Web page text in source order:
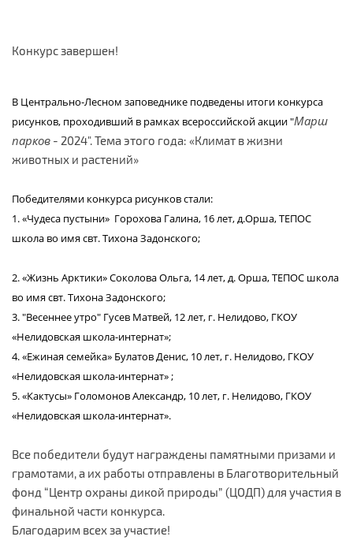
Конкурс завершен!
В Центрально-Лесном заповеднике подведены итоги конкурса
рисунков, проходивший в рамках всероссийской акции "Марш
парков - 2024". Тема этого года: «Климат в жизни
животных и растений»
Победителями конкурса рисунков стали:
1. «Чудеса пустыни» Горохова Галина, 16 лет, д.Орша, ТЕПОС
школа во имя свт. Тихона Задонского;
2. «Жизнь Арктики» Соколова Ольга, 14 лет, д. Орша, ТЕПОС школа
во имя свт. Тихона Задонского;
3. "Весеннее утро" Гусев Матвей, 12 лет, г. Нелидово, ГКОУ
«Нелидовская школа-интернат»;
4. «Ежиная семейка» Булатов Денис, 10 лет, г. Нелидово, ГКОУ
«Нелидовская школа-интернат» ;
5. «Кактусы» Голомонов Александр, 10 лет, г. Нелидово, ГКОУ
«Нелидовская школа-интернат».
Все победители будут награждены памятными призами и
грамотами, а их работы отправлены в Благотворительный
фонд “Центр охраны дикой природы” (ЦОДП) для участия в
финальной части конкурса.
Благодарим всех за участие!